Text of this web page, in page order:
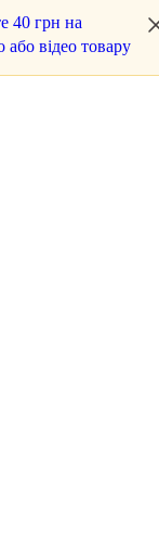
40 грн на
або відео товару